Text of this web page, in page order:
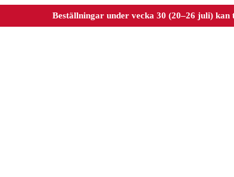
Beställningar under vecka 30 (20–26 juli) kan